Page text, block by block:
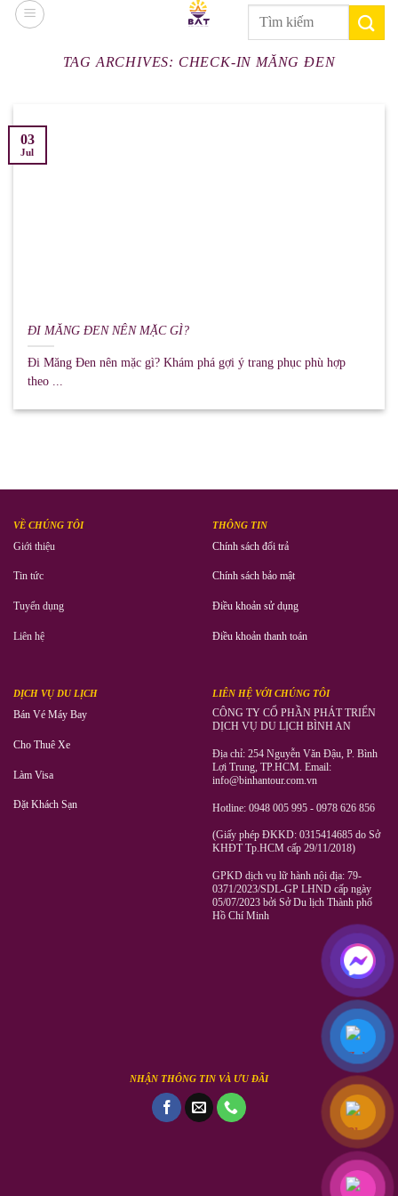
Skip
Search
TAG ARCHIVES: CHECK-IN MĂNG ĐEN
ĐI MĂNG ĐEN NÊN MẶC GÌ?
Đi Măng Đen nên mặc gì? Khám phá gợi ý trang phục phù hợp
theo ...
03
Jul
VỀ CHÚNG TÔI
Giới thiệu
Tin tức
Tuyển dụng
Liên hệ
THÔNG TIN
Chính sách đổi trả
Chính sách bảo mật
Điều khoản sử dụng
Điều khoản thanh toán
DỊCH VỤ DU LỊCH
Bán Vé Máy Bay
Cho Thuê Xe
Làm Visa
Đặt Khách Sạn
LIÊN HỆ VỚI CHÚNG TÔI
CÔNG TY CỔ PHẦN PHÁT TRIỂN
DỊCH VỤ DU LỊCH BÌNH AN
Địa chỉ: 254 Nguyễn Văn Đậu, P. Bình
Lợi Trung, TP.HCM. Email:
info@binhantour.com.vn
Hotline: 0948 005 995 - 0978 626 856
(Giấy phép ĐKKD: 0315414685 do Sở
KHĐT Tp.HCM cấp 29/11/2018)
GPKD dịch vụ lữ hành nội địa: 79-
0371/2023/SDL-GP LHND cấp ngày
05/07/2023 bởi Sở Du lịch Thành phố
Hồ Chí Minh
NHẬN THÔNG TIN VÀ ƯU ĐÃI